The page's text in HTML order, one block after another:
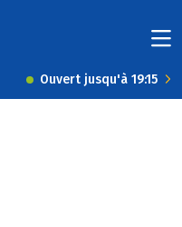
Ouvert jusqu'à 19:15